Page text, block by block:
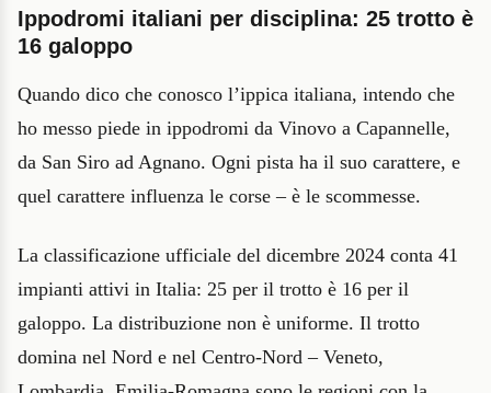
Ippodromi italiani per disciplina: 25 trotto è
16 galoppo
Quando dico che conosco l’ippica italiana, intendo che
ho messo piede in ippodromi da Vinovo a Capannelle,
da San Siro ad Agnano. Ogni pista ha il suo carattere, e
quel carattere influenza le corse – è le scommesse.
La classificazione ufficiale del dicembre 2024 conta 41
impianti attivi in Italia: 25 per il trotto è 16 per il
galoppo. La distribuzione non è uniforme. Il trotto
domina nel Nord e nel Centro-Nord – Veneto,